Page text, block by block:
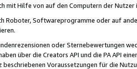
mit Hilfe von auf den Computern der
Roboter, Softwareprogramme oder auf
oder Sternebewertungen
über die Creators API und die PA API
Voraussetzungen für die